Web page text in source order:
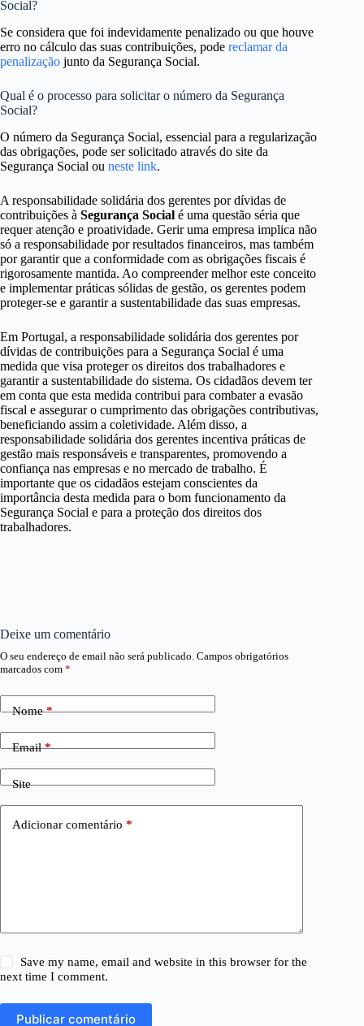
Social?
Se considera que foi indevidamente penalizado ou que houve
erro no cálculo das suas contribuições, pode reclamar da
penalização junto da Segurança Social.
Qual é o processo para solicitar o número da Segurança
Social?
O número da Segurança Social, essencial para a regularização
das obrigações, pode ser solicitado através do site da
Segurança Social ou neste link.
A responsabilidade solidária dos gerentes por dívidas de
contribuições à Segurança Social é uma questão séria que
requer atenção e proatividade. Gerir uma empresa implica não
só a responsabilidade por resultados financeiros, mas também
por garantir que a conformidade com as obrigações fiscais é
rigorosamente mantida. Ao compreender melhor este conceito
e implementar práticas sólidas de gestão, os gerentes podem
proteger-se e garantir a sustentabilidade das suas empresas.
Em Portugal, a responsabilidade solidária dos gerentes por
dívidas de contribuições para a Segurança Social é uma
medida que visa proteger os direitos dos trabalhadores e
garantir a sustentabilidade do sistema. Os cidadãos devem ter
em conta que esta medida contribui para combater a evasão
fiscal e assegurar o cumprimento das obrigações contributivas,
beneficiando assim a coletividade. Além disso, a
responsabilidade solidária dos gerentes incentiva práticas de
gestão mais responsáveis e transparentes, promovendo a
confiança nas empresas e no mercado de trabalho. É
importante que os cidadãos estejam conscientes da
importância desta medida para o bom funcionamento da
Segurança Social e para a proteção dos direitos dos
trabalhadores.
Deixe um comentário
O seu endereço de email não será publicado. Campos obrigatórios
marcados com *
Nome*
Email*
Site
Adicionar comentário *
Save my name, email and website in this browser for the
next time I comment.
Publicar comentário